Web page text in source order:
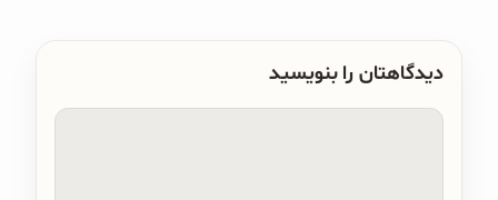
دیدگاهتان را بنویسید